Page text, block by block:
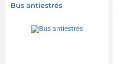
Bus antiestrés